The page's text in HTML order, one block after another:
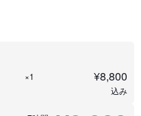
×1 ¥8,800
込み